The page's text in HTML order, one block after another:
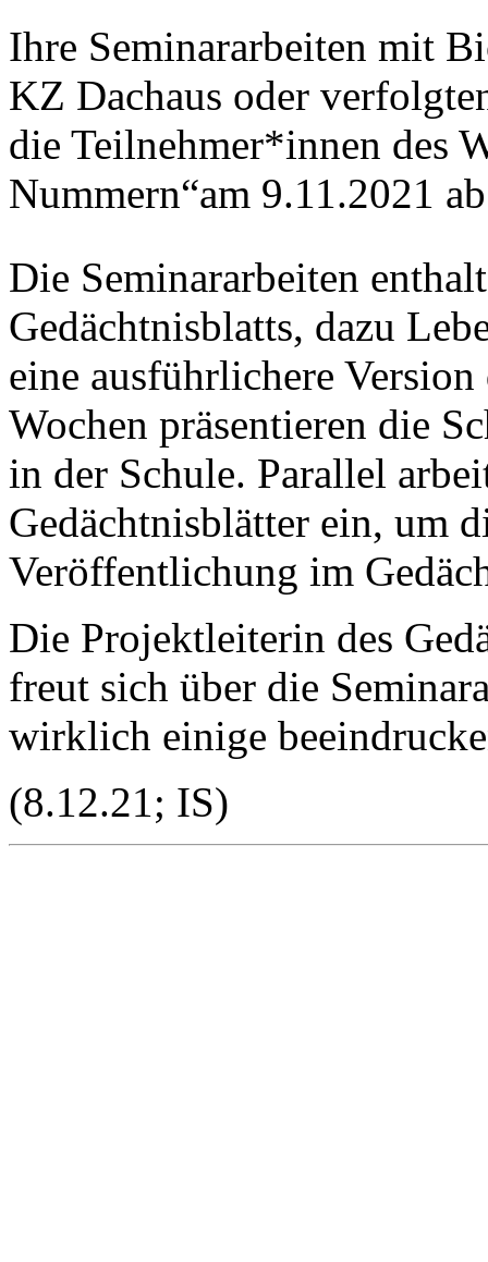
Ihre Seminararbeiten mit
KZ Dachaus oder
die Teilnehmer*innen des
Nummern“am 9.11.2021
Die Seminararbeiten
Gedächtnisblatts, dazu
eine ausführlichere
Wochen präsentieren die
in der Schule. Parallel
Gedächtnisblätter ein, um
Veröffentlichung im
Die Projektleiterin des
freut sich über die
wirklich einige
(8.12.21; IS)